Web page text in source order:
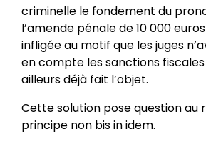
criminelle le fondement du
l’amende pénale de 10 000
infligée au motif que les juges
en compte les sanctions
ailleurs déjà fait l’objet.
Cette solution pose question au
principe non bis in idem.